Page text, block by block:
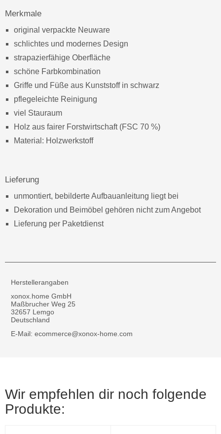
Merkmale
original verpackte Neuware
schlichtes und modernes Design
strapazierfähige Oberfläche
schöne Farbkombination
Griffe und Füße aus Kunststoff in schwarz
pflegeleichte Reinigung
viel Stauraum
Holz aus fairer Forstwirtschaft (FSC 70 %)
Material: Holzwerkstoff
Lieferung
unmontiert, bebilderte Aufbauanleitung liegt bei
Dekoration und Beimöbel gehören nicht zum Angebot
Lieferung per Paketdienst
Herstellerangaben
xonox.home GmbH
Maßbrucher Weg 25
32657 Lemgo
Deutschland
E-Mail: ecommerce@xonox-home.com
Wir empfehlen dir noch folgende
Produkte: